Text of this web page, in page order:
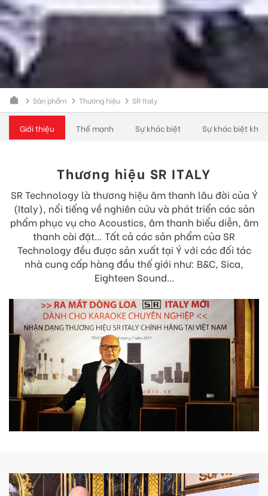
Sản phẩm Thương hiệu SR Italy
Giới thiệu Thế mạnh Sự khác biệt Sự khác biệt khi
Thương hiệu SR ITALY
SR Technology là thương hiệu âm thanh lâu đời của Ý
(Italy), nổi tiếng về nghiên cứu và phát triển các sản
phẩm phục vụ cho Acoustics, âm thanh biểu diễn, âm
thanh cài đặt… Tất cả các sản phẩm của SR
Technology đều được sản xuất tại Ý với các đối tác
nhà cung cấp hàng đầu thế giới như: B&C, Sica,
Eighteen Sound...